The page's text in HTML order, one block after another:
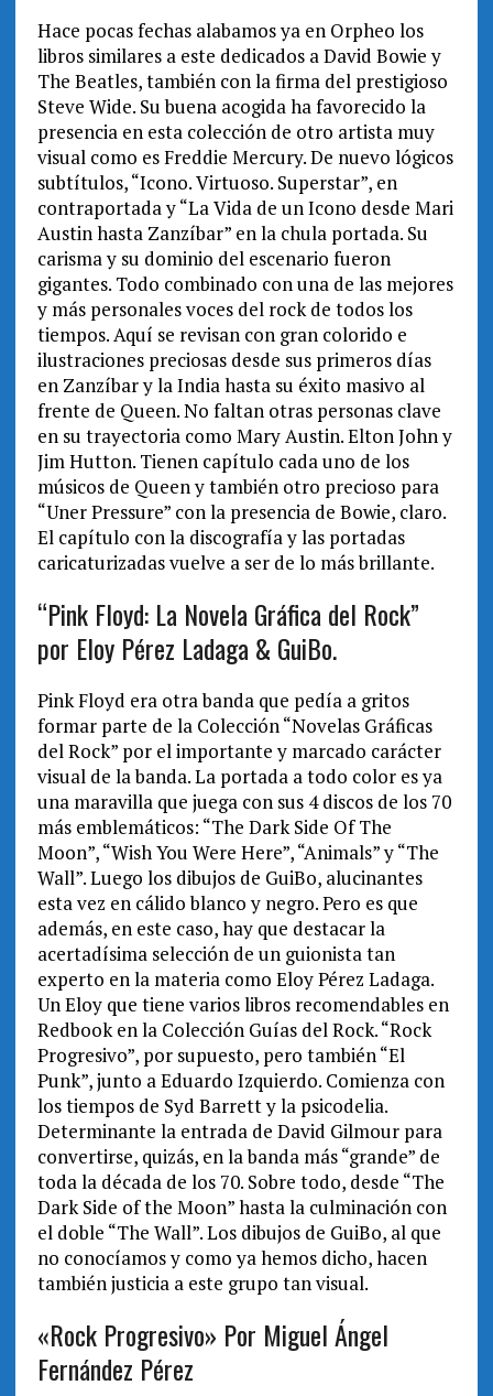
Hace pocas fechas alabamos ya en Orpheo los
libros similares a este dedicados a David Bowie y
The Beatles, también con la firma del prestigioso
Steve Wide. Su buena acogida ha favorecido la
presencia en esta colección de otro artista muy
visual como es Freddie Mercury. De nuevo lógicos
subtítulos, “Icono. Virtuoso. Superstar”, en
contraportada y “La Vida de un Icono desde Mari
Austin hasta Zanzíbar” en la chula portada. Su
carisma y su dominio del escenario fueron
gigantes. Todo combinado con una de las mejores
y más personales voces del rock de todos los
tiempos. Aquí se revisan con gran colorido e
ilustraciones preciosas desde sus primeros días
en Zanzíbar y la India hasta su éxito masivo al
frente de Queen. No faltan otras personas clave
en su trayectoria como Mary Austin. Elton John y
Jim Hutton. Tienen capítulo cada uno de los
músicos de Queen y también otro precioso para
“Uner Pressure” con la presencia de Bowie, claro.
El capítulo con la discografía y las portadas
caricaturizadas vuelve a ser de lo más brillante.
“Pink Floyd: La Novela Gráfica del Rock”
por Eloy Pérez Ladaga & GuiBo.
Pink Floyd era otra banda que pedía a gritos
formar parte de la Colección “Novelas Gráficas
del Rock” por el importante y marcado carácter
visual de la banda. La portada a todo color es ya
una maravilla que juega con sus 4 discos de los 70
más emblemáticos: “The Dark Side Of The
Moon”, “Wish You Were Here”, “Animals” y “The
Wall”. Luego los dibujos de GuiBo, alucinantes
esta vez en cálido blanco y negro. Pero es que
además, en este caso, hay que destacar la
acertadísima selección de un guionista tan
experto en la materia como Eloy Pérez Ladaga.
Un Eloy que tiene varios libros recomendables en
Redbook en la Colección Guías del Rock. “Rock
Progresivo”, por supuesto, pero también “El
Punk”, junto a Eduardo Izquierdo. Comienza con
los tiempos de Syd Barrett y la psicodelia.
Determinante la entrada de David Gilmour para
convertirse, quizás, en la banda más “grande” de
toda la década de los 70. Sobre todo, desde “The
Dark Side of the Moon” hasta la culminación con
el doble “The Wall”. Los dibujos de GuiBo, al que
no conocíamos y como ya hemos dicho, hacen
también justicia a este grupo tan visual.
«Rock Progresivo» Por Miguel Ángel
Fernández Pérez